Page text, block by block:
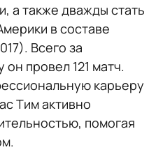
а также дважды стать
в составе
Всего за
провел 121 матч.
карьеру
Тим активно
помогая